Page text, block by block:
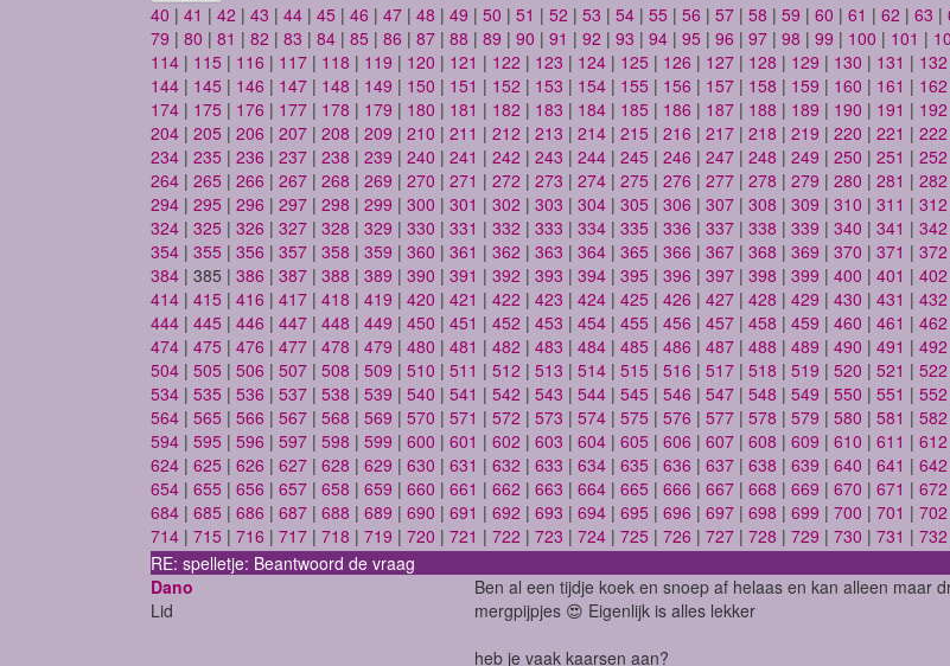
40 | 41 | 42 | 43 | 44 | 45 | 46 | 47 | 48 | 49 | 50 | 51 | 52 | 53 | 54 | 55 | 56 | 57 | 58 | 59 | 60 | 61 | 62 | 63 |
79 | 80 | 81 | 82 | 83 | 84 | 85 | 86 | 87 | 88 | 89 | 90 | 91 | 92 | 93 | 94 | 95 | 96 | 97 | 98 | 99 | 100 | 101 |
114 | 115 | 116 | 117 | 118 | 119 | 120 | 121 | 122 | 123 | 124 | 125 | 126 | 127 | 128 | 129 | 130 | 131 | 132
144 | 145 | 146 | 147 | 148 | 149 | 150 | 151 | 152 | 153 | 154 | 155 | 156 | 157 | 158 | 159 | 160 | 161 | 162
174 | 175 | 176 | 177 | 178 | 179 | 180 | 181 | 182 | 183 | 184 | 185 | 186 | 187 | 188 | 189 | 190 | 191 | 192
204 | 205 | 206 | 207 | 208 | 209 | 210 | 211 | 212 | 213 | 214 | 215 | 216 | 217 | 218 | 219 | 220 | 221 | 222
234 | 235 | 236 | 237 | 238 | 239 | 240 | 241 | 242 | 243 | 244 | 245 | 246 | 247 | 248 | 249 | 250 | 251 | 252
264 | 265 | 266 | 267 | 268 | 269 | 270 | 271 | 272 | 273 | 274 | 275 | 276 | 277 | 278 | 279 | 280 | 281 | 282
294 | 295 | 296 | 297 | 298 | 299 | 300 | 301 | 302 | 303 | 304 | 305 | 306 | 307 | 308 | 309 | 310 | 311 | 312
324 | 325 | 326 | 327 | 328 | 329 | 330 | 331 | 332 | 333 | 334 | 335 | 336 | 337 | 338 | 339 | 340 | 341 | 342
354 | 355 | 356 | 357 | 358 | 359 | 360 | 361 | 362 | 363 | 364 | 365 | 366 | 367 | 368 | 369 | 370 | 371 | 372
384 | 385 | 386 | 387 | 388 | 389 | 390 | 391 | 392 | 393 | 394 | 395 | 396 | 397 | 398 | 399 | 400 | 401 | 402
414 | 415 | 416 | 417 | 418 | 419 | 420 | 421 | 422 | 423 | 424 | 425 | 426 | 427 | 428 | 429 | 430 | 431 | 432
444 | 445 | 446 | 447 | 448 | 449 | 450 | 451 | 452 | 453 | 454 | 455 | 456 | 457 | 458 | 459 | 460 | 461 | 462
474 | 475 | 476 | 477 | 478 | 479 | 480 | 481 | 482 | 483 | 484 | 485 | 486 | 487 | 488 | 489 | 490 | 491 | 492
504 | 505 | 506 | 507 | 508 | 509 | 510 | 511 | 512 | 513 | 514 | 515 | 516 | 517 | 518 | 519 | 520 | 521 | 522
534 | 535 | 536 | 537 | 538 | 539 | 540 | 541 | 542 | 543 | 544 | 545 | 546 | 547 | 548 | 549 | 550 | 551 | 552
564 | 565 | 566 | 567 | 568 | 569 | 570 | 571 | 572 | 573 | 574 | 575 | 576 | 577 | 578 | 579 | 580 | 581 | 582
594 | 595 | 596 | 597 | 598 | 599 | 600 | 601 | 602 | 603 | 604 | 605 | 606 | 607 | 608 | 609 | 610 | 611 | 612
624 | 625 | 626 | 627 | 628 | 629 | 630 | 631 | 632 | 633 | 634 | 635 | 636 | 637 | 638 | 639 | 640 | 641 | 642
654 | 655 | 656 | 657 | 658 | 659 | 660 | 661 | 662 | 663 | 664 | 665 | 666 | 667 | 668 | 669 | 670 | 671 | 672
684 | 685 | 686 | 687 | 688 | 689 | 690 | 691 | 692 | 693 | 694 | 695 | 696 | 697 | 698 | 699 | 700 | 701 | 702
714 | 715 | 716 | 717 | 718 | 719 | 720 | 721 | 722 | 723 | 724 | 725 | 726 | 727 | 728 | 729 | 730 | 731 | 732
RE: spelletje: Beantwoord de vraag
Dano
Lid
Ben al een tijdje koek en snoep af helaas en kan alleen maar
mergpijpjes 😍 Eigenlijk is alles lekker
heb je vaak kaarsen aan?